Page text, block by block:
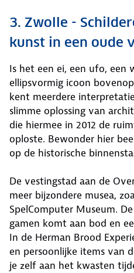
3. Zwolle -
kunst in een oude
Is het een ei, een ufo, een
ellipsvormig icoon
kent meerdere
slimme oplossing van
die hiermee in 2012 de
oploste. Bewonder hier
op de historische
De vestingstad aan de
meer bijzondere musea,
SpelComputer Museum.
gamen komt aan bod en
In de Herman Brood
en persoonlijke items van
je zelf aan het kwasten